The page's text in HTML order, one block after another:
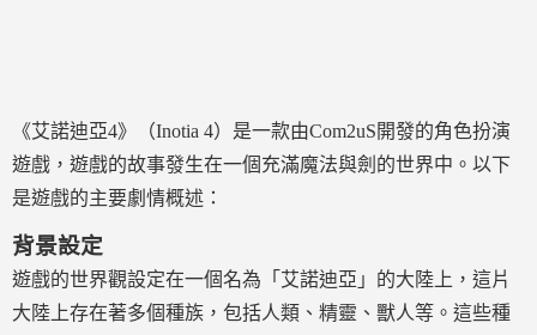
《艾諾迪亞4》（Inotia 4）是一款由Com2uS開發的角色扮演
遊戲，遊戲的故事發生在一個充滿魔法與劍的世界中。以下
是遊戲的主要劇情概述：
背景設定
遊戲的世界觀設定在一個名為「艾諾迪亞」的大陸上，這片
大陸上存在著多個種族，包括人類、精靈、獸人等。這些種